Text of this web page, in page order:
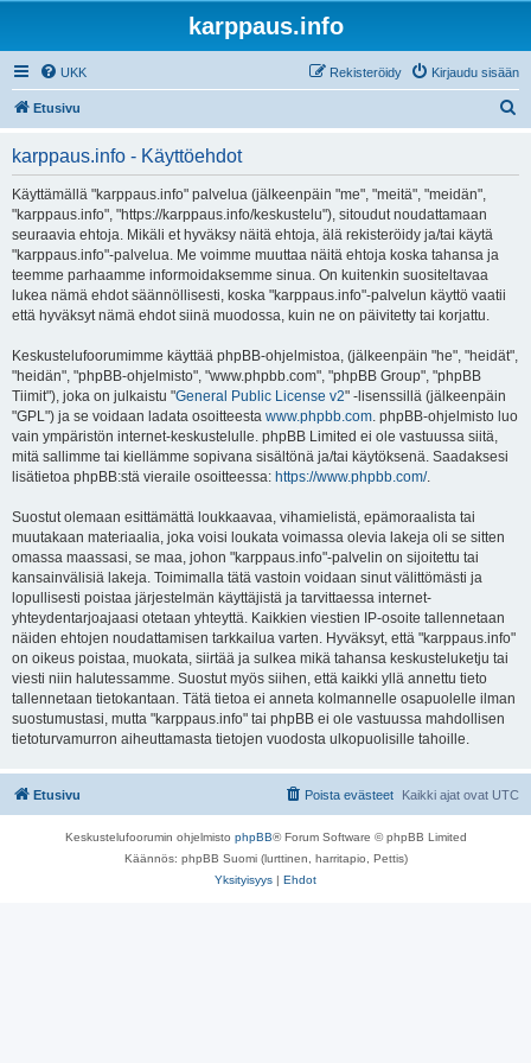
karppaus.info
UKK Kirjaudu sisään
Rekisteröidy
Etusivu
karppaus.info - Käyttöehdot
Käyttämällä "karppaus.info" palvelua (jälkeenpäin "me", "meitä", "meidän",
"karppaus.info", "https://karppaus.info/keskustelu"), sitoudut noudattamaan
seuraavia ehtoja. Mikäli et hyväksy näitä ehtoja, älä rekisteröidy ja/tai käytä
"karppaus.info"-palvelua. Me voimme muuttaa näitä ehtoja koska tahansa ja
teemme parhaamme informoidaksemme sinua. On kuitenkin suositeltavaa
lukea nämä ehdot säännöllisesti, koska "karppaus.info"-palvelun käyttö vaatii
että hyväksyt nämä ehdot siinä muodossa, kuin ne on päivitetty tai korjattu.
Keskustelufoorumimme käyttää phpBB-ohjelmistoa, (jälkeenpäin "he", "heidät",
"heidän", "phpBB-ohjelmisto", "www.phpbb.com", "phpBB Group", "phpBB
Tiimit"), joka on julkaistu "General Public License v2" -lisenssillä (jälkeenpäin
"GPL") ja se voidaan ladata osoitteesta www.phpbb.com. phpBB-ohjelmisto luo
vain ympäristön internet-keskustelulle. phpBB Limited ei ole vastuussa siitä,
mitä sallimme tai kiellämme sopivana sisältönä ja/tai käytöksenä. Saadaksesi
lisätietoa phpBB:stä vieraile osoitteessa: https://www.phpbb.com/.
Suostut olemaan esittämättä loukkaavaa, vihamielistä, epämoraalista tai
muutakaan materiaalia, joka voisi loukata voimassa olevia lakeja oli se sitten
omassa maassasi, se maa, johon "karppaus.info"-palvelin on sijoitettu tai
kansainvälisiä lakeja. Toimimalla tätä vastoin voidaan sinut välittömästi ja
lopullisesti poistaa järjestelmän käyttäjistä ja tarvittaessa internet-
yhteydentarjoajaasi otetaan yhteyttä. Kaikkien viestien IP-osoite tallennetaan
näiden ehtojen noudattamisen tarkkailua varten. Hyväksyt, että "karppaus.info"
on oikeus poistaa, muokata, siirtää ja sulkea mikä tahansa keskusteluketju tai
viesti niin halutessamme. Suostut myös siihen, että kaikki yllä annettu tieto
tallennetaan tietokantaan. Tätä tietoa ei anneta kolmannelle osapuolelle ilman
suostumustasi, mutta "karppaus.info" tai phpBB ei ole vastuussa mahdollisen
tietoturvamurron aiheuttamasta tietojen vuodosta ulkopuolisille tahoille.
Etusivu Kaikki ajat ovat UTC
Poista evästeet
Keskustelufoorumin ohjelmisto phpBB® Forum Software © phpBB Limited
Käännös: phpBB Suomi (lurttinen, harritapio, Pettis)
Yksityisyys | Ehdot